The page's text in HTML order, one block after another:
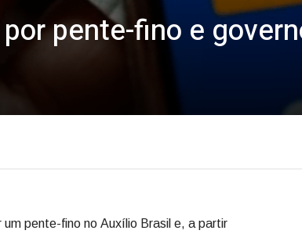
pente-fino e
pente-fino no Auxílio Brasil e, a partir